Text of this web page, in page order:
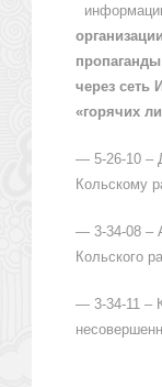
через сеть
«горячих
— 5-26-10 –
Кольскому
— 3-34-08 –
Кольского
— 3-34-11 –